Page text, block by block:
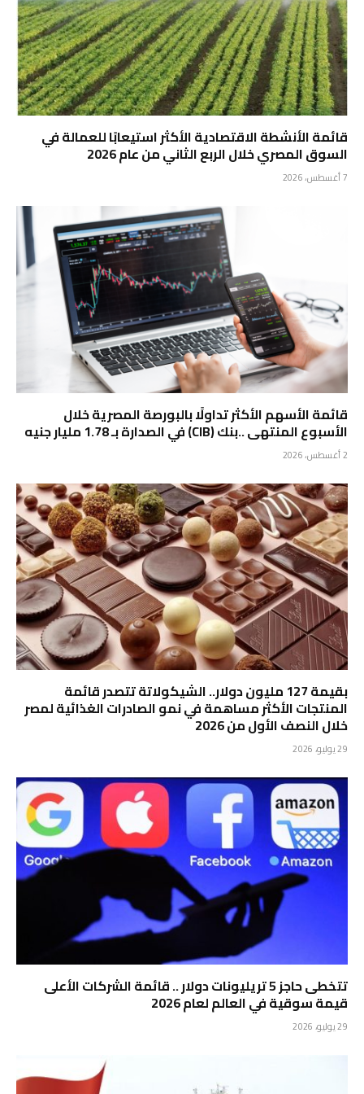
قائمة الأنشطة الاقتصادية الأكثر استيعابًا للعمالة في
السوق المصري خلال الربع الثاني من عام 2026
7 أغسطس، 2026
قائمة الأسهم الأكثر تداولًا بالبورصة المصرية خلال
الأسبوع المنتهى ..بنك (CIB) في الصدارة بـ 1.78 مليار جنيه
2 أغسطس، 2026
بقيمة 127 مليون دولار.. الشيكولاتة تتصدر قائمة
المنتجات الأكثر مساهمة في نمو الصادرات الغذائية لمصر
خلال النصف الأول من 2026
29 يوليو، 2026
تتخطى حاجز 5 تريليونات دولار .. قائمة الشركات الأعلى
قيمة سوقية في العالم لعام 2026
29 يوليو، 2026